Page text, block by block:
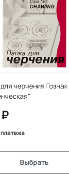
черчения Гознак
платежа
Выбрать